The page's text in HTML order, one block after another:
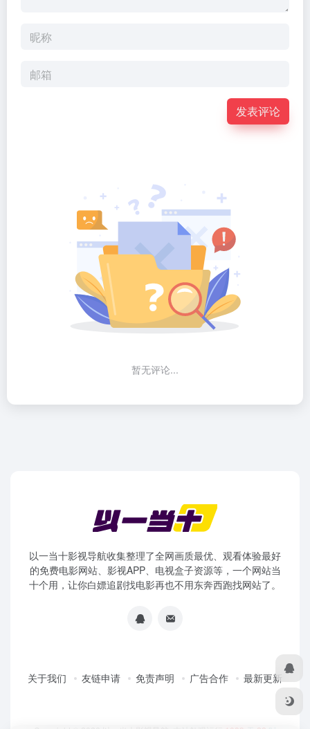
发表评论
暂无评论...
以一当十影视导航收集整理了全网画质最优、观看体验最好
的免费电影网站、影视APP、电视盒子资源等，一个网站当
十个用，让你白嫖追剧找电影再也不用东奔西跑找网站了。
关于我们 友链申请 免责声明 广告合作 最新更新